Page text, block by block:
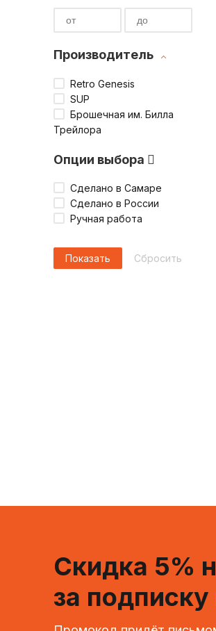
Повод
Биографии и мемуары
Детские книги
Аксессуары для книг
Подарочный шоколад
Лимонад
Жевательная резинка
Имбирные пряники
Кофе
Настольные игры
Игровые приставки
Пазлы
Картины и мозаики по
Производитель
Retro Genesis
SUP
Брошечная им. Билла
Трейлора
Опции выбора
Сделано в Самаре
Сделано в России
Ручная работа
Скидка 5%
за